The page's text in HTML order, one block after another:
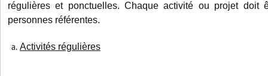
régulières et ponctuelles. Chaque activité ou projet doit
personnes référentes.
Activités régulières